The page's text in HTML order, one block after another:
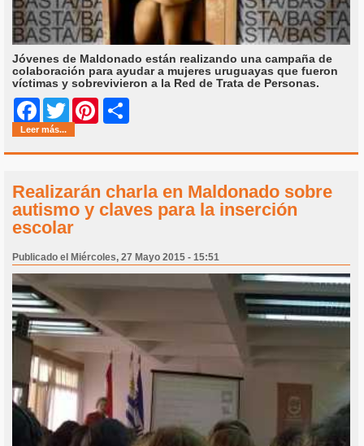
Jóvenes de Maldonado están realizando una campaña de
colaboración para ayudar a mujeres uruguayas que fueron
víctimas y sobrevivieron a la Red de Trata de Personas.
Facebook
Twitter Pinterest
Leer más...
Realizarán charla en Maldonado sobre
autismo y claves para la inserción
escolar
Publicado el Miércoles, 27 Mayo 2015 - 15:51